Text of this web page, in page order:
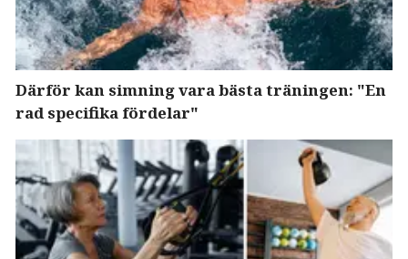
Därför kan simning vara bästa träningen: "En
rad specifika fördelar"